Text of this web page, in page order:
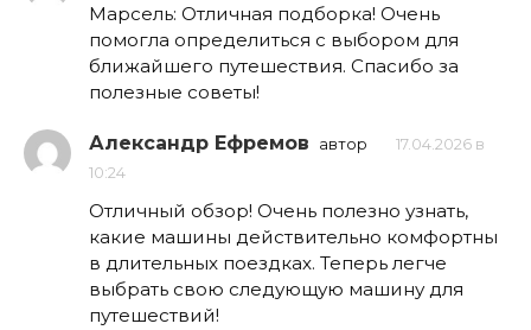
Марсель: Отличная подборка! Очень
помогла определиться с выбором для
ближайшего путешествия. Спасибо за
полезные советы!
Александр Ефремов автор
17.04.2026 в
10:24
Отличный обзор! Очень полезно узнать,
какие машины действительно комфортны
в длительных поездках. Теперь легче
выбрать свою следующую машину для
путешествий!